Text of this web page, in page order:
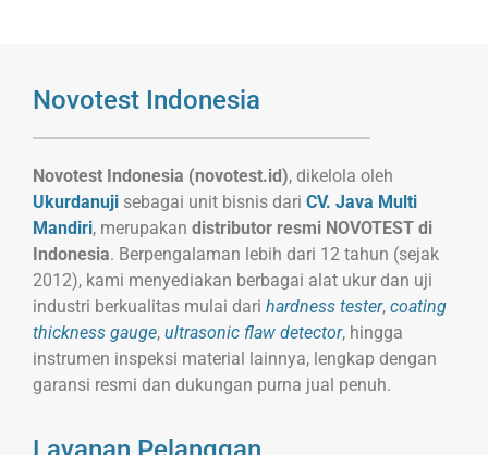
Novotest Indonesia
Novotest Indonesia (novotest.id), dikelola oleh
Ukurdanuji sebagai unit bisnis dari CV. Java Multi
Mandiri, merupakan distributor resmi NOVOTEST di
Indonesia. Berpengalaman lebih dari 12 tahun (sejak
2012), kami menyediakan berbagai alat ukur dan uji
industri berkualitas mulai dari hardness tester, coating
thickness gauge, ultrasonic flaw detector, hingga
instrumen inspeksi material lainnya, lengkap dengan
garansi resmi dan dukungan purna jual penuh.